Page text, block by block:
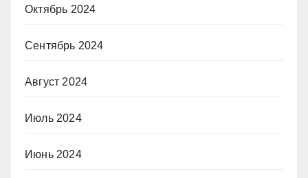
Октябрь 2024
Сентябрь 2024
Август 2024
Июль 2024
Июнь 2024